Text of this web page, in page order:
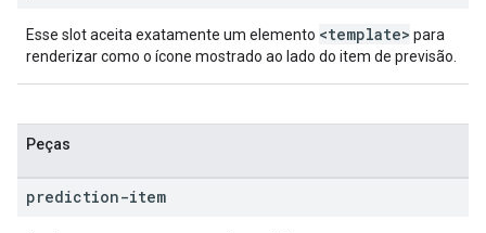
Esse slot aceita exatamente um elemento <template> para
renderizar como o ícone mostrado ao lado do item de previsão.
Peças
prediction-item